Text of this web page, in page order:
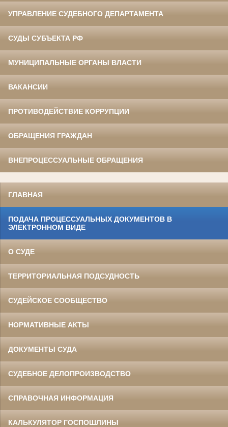
УПРАВЛЕНИЕ СУДЕБНОГО ДЕПАРТАМЕНТА
СУДЫ СУБЪЕКТА РФ
МУНИЦИПАЛЬНЫЕ ОРГАНЫ ВЛАСТИ
ВАКАНСИИ
ПРОТИВОДЕЙСТВИЕ КОРРУПЦИИ
ОБРАЩЕНИЯ ГРАЖДАН
ВНЕПРОЦЕССУАЛЬНЫЕ ОБРАЩЕНИЯ
ГЛАВНАЯ
ПОДАЧА ПРОЦЕССУАЛЬНЫХ ДОКУМЕНТОВ В
ЭЛЕКТРОННОМ ВИДЕ
О СУДЕ
ТЕРРИТОРИАЛЬНАЯ ПОДСУДНОСТЬ
СУДЕЙСКОЕ СООБЩЕСТВО
НОРМАТИВНЫЕ АКТЫ
ДОКУМЕНТЫ СУДА
СУДЕБНОЕ ДЕЛОПРОИЗВОДСТВО
СПРАВОЧНАЯ ИНФОРМАЦИЯ
КАЛЬКУЛЯТОР ГОСПОШЛИНЫ